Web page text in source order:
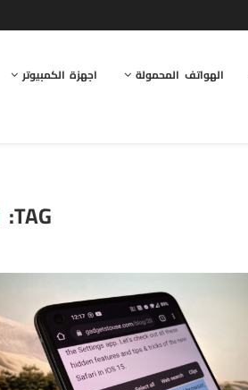
الهواتف المحمولة اجهزة الكمبيوتر
TAG: